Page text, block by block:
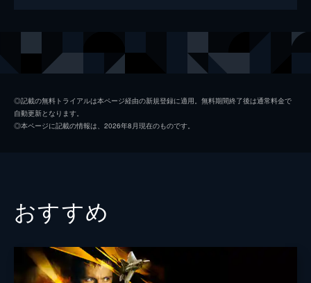
ライアン・グスマン
クリストファー・マクドナルド
監督
◎記載の無料トライアルは本ページ経由の新規登録に適用。無料期間終了後は通常料金で
自動更新となります。
◎本ページに記載の情報は、2026年8月現在のものです。
おすすめ